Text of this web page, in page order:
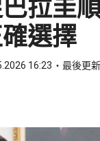
拉圭
選擇
16:23 最後更